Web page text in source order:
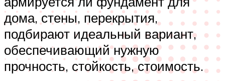
дома, стены, перекрытия,
подбирают идеальный вариант,
обеспечивающий нужную
прочность, стойкость, стоимость.